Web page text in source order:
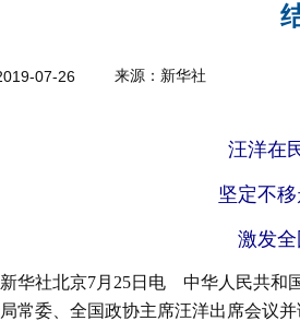
07-26 来源：新华社
汪洋在
坚定不
激发
新华社北京7月25日电 中华人民共和
常委、全国政协主席汪洋出席会议